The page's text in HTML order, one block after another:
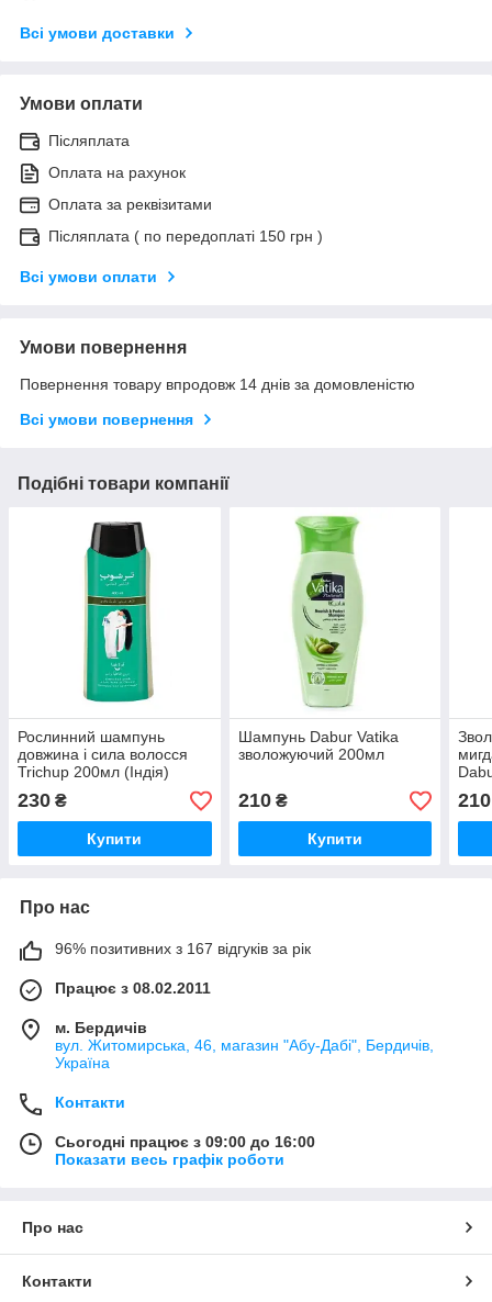
Всі умови доставки
Умови оплати
Післяплата
Оплата на рахунок
Оплата за реквізитами
Післяплата ( по передоплаті 150 грн )
Всі умови оплати
Умови повернення
Повернення товару впродовж 14 днів за домовленістю
Всі умови повернення
Подібні товари компанії
Рослинний шампунь
довжина і сила волосся
Trichup 200мл (Індія)
230 ₴
Купити
Шампунь Dabur Vatika
зволожуючий 200мл
210₴
Купити
210
Про нас
96% позитивних з 167 відгуків за рік
Працює з 08.02.2011
м. Бердичів
вул. Житомирська, 46, магазин "Абу-Дабі", Бердичів,
Україна
Контакти
Сьогодні працює з 09:00 до 16:00
Показати весь графік роботи
Про нас
Контакти